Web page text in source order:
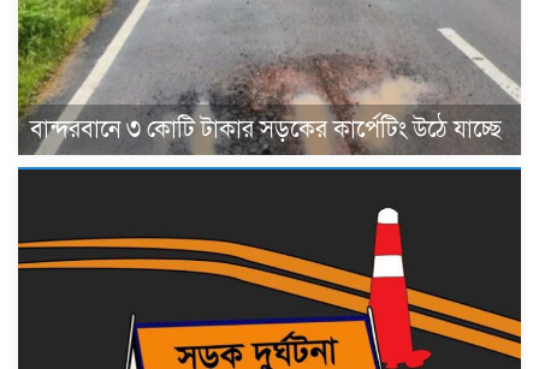
বান্দরবানে ৩ কোটি টাকার সড়কের কার্পেটিং উঠে যাচ্ছে